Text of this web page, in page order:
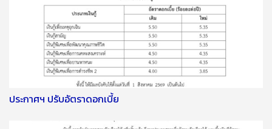
ประกาศฯ ปรับอัตราดอกเบี้ย